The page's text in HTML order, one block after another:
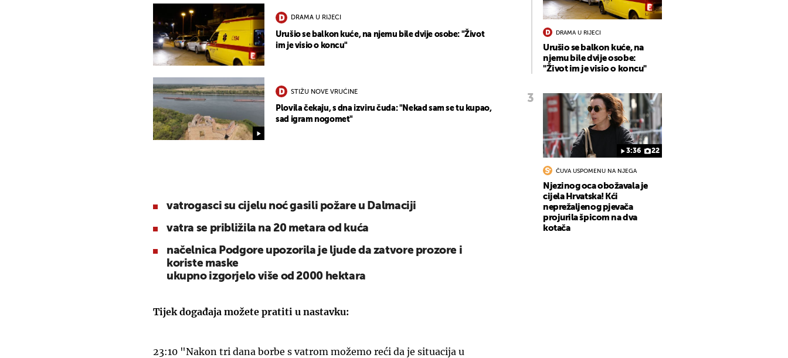
DRAMA U RIJECI
Urušio se balkon kuće, na njemu bile dvije osobe: "Život
im je visio o koncu"
STIŽU NOVE VRUĆINE
Plovila čekaju, s dna izviru čuda: "Nekad sam se tu kupao,
sad igram nogomet"
vatrogasci su cijelu noć gasili požare u Dalmaciji
vatra se približila na 20 metara od kuća
načelnica Podgore upozorila je ljude da zatvore prozore i
koriste maske
ukupno izgorjelo više od 2000 hektara
Tijek događaja možete pratiti u nastavku:
23:10 "Nakon tri dana borbe s vatrom možemo reći da je situacija u
DRAMA U RIJECI
Urušio se balkon kuće, na
njemu bile dvije osobe:
"Život im je visio o koncu"
3:36 22
ČUVA USPOMENU NA NJEGA
Njezinog oca obožavala je
cijela Hrvatska! Kći
neprežaljenog pjevača
projurila špicom na dva
kotača